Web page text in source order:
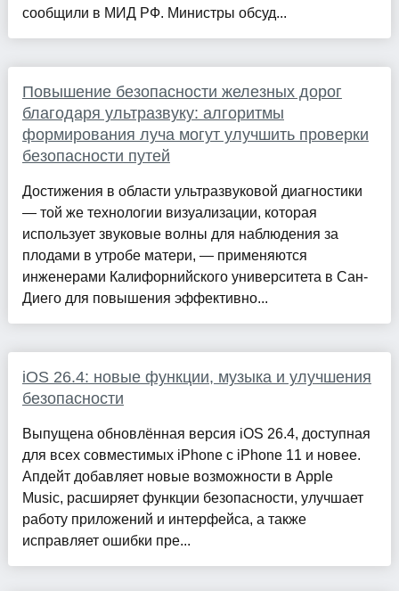
сообщили в МИД РФ. Министры обсуд...
Повышение безопасности железных дорог
благодаря ультразвуку: алгоритмы
формирования луча могут улучшить проверки
безопасности путей
Достижения в области ультразвуковой диагностики
— той же технологии визуализации, которая
использует звуковые волны для наблюдения за
плодами в утробе матери, — применяются
инженерами Калифорнийского университета в Сан-
Диего для повышения эффективно...
iOS 26.4: новые функции, музыка и улучшения
безопасности
Выпущена обновлённая версия iOS 26.4, доступная
для всех совместимых iPhone с iPhone 11 и новее.
Апдейт добавляет новые возможности в Apple
Music, расширяет функции безопасности, улучшает
работу приложений и интерфейса, а также
исправляет ошибки пре...